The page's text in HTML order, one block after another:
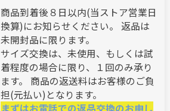
商品到着後８日以内(当ストア営業日
換算)にお知らせください。 返品は
未開封品に限ります。
サイズ交換は、未使用、もしくは試
着程度の場合に限り、１回のみ承り
ます。 商品の返送料はお客様のご負
担(元払い)となります。
まずはお電話での返品交換のお申し